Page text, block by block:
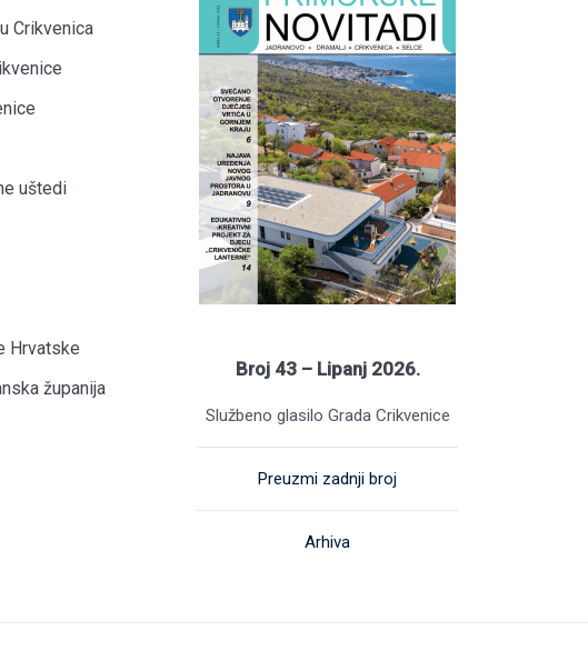
Crikvenica
uštedi
Hrvatske
županija
Broj 43 – Lipanj 2026.
Službeno glasilo Grada Crikvenice
Preuzmi zadnji broj
Arhiva